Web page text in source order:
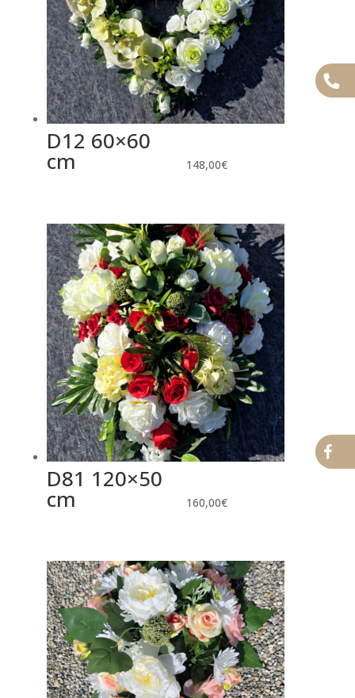
D12 60×60
cm 148,00€
D81 120×50
cm 160,00€